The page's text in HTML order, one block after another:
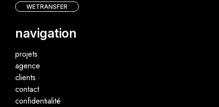
WETRANSFER
navigation
projets
agence
clients
contact
confidentialité